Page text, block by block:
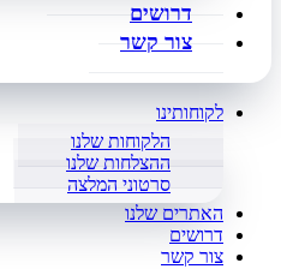
דרושים
צור קשר
לקוחותינו
הלקוחות שלנו
ההצלחות שלנו
סרטוני המלצה
האתרים שלנו
דרושים
צור קשר